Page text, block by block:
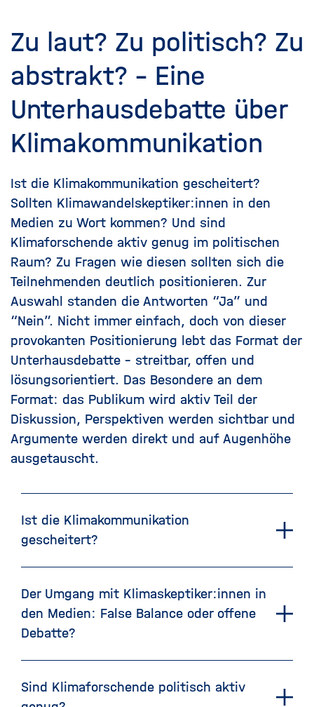
Zu laut? Zu politisch? Zu
abstrakt? – Eine
Unterhausdebatte über
Klimakommunikation
Ist die Klimakommunikation gescheitert?
Sollten Klimawandelskeptiker:innen in den
Medien zu Wort kommen? Und sind
Klimaforschende aktiv genug im politischen
Raum? Zu Fragen wie diesen sollten sich die
Teilnehmenden deutlich positionieren. Zur
Auswahl standen die Antworten “Ja” und
“Nein”. Nicht immer einfach, doch von dieser
provokanten Positionierung lebt das Format der
Unterhausdebatte - streitbar, offen und
lösungsorientiert. Das Besondere an dem
Format: das Publikum wird aktiv Teil der
Diskussion, Perspektiven werden sichtbar und
Argumente werden direkt und auf Augenhöhe
ausgetauscht.
Ist die Klimakommunikation
gescheitert?
Der Umgang mit Klimaskeptiker:innen in
den Medien: False Balance oder offene
Debatte?
Sind Klimaforschende politisch aktiv